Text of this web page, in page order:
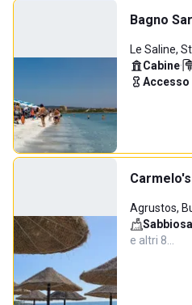
Bagno
Le Saline,
Cabine·
Accesso
Agrustos,
Sabbiosa
e altri 8…